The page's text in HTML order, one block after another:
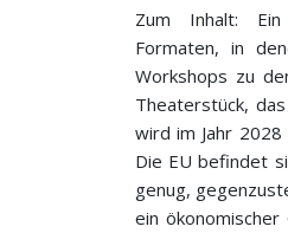
Zum Inhalt: Ein
Formaten, in
Workshops zu
Theaterstück,
wird im Jahr
Die EU befindet
genug,
ein